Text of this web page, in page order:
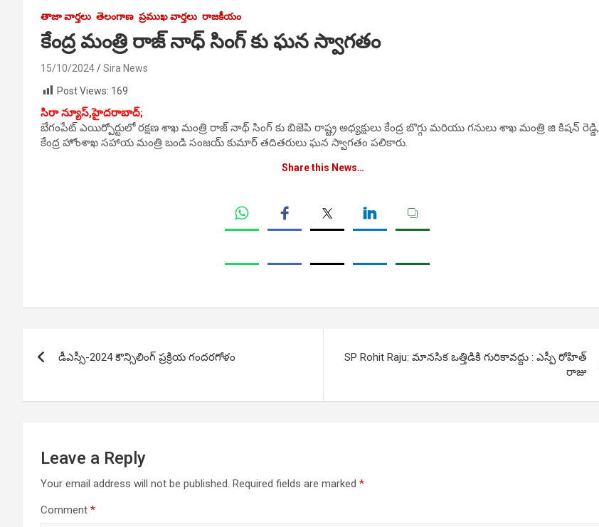
తాజా వార్తలు తెలంగాణ ప్రముఖ వార్తలు రాజకీయం
కేంద్ర మంత్రి రాజ్ నాధ్ సింగ్ కు ఘన స్వాగతం
15/10/2024
Sira News
Post Views: 169
సిరా న్యూస్,హైదరాబాద్;
బేగంపేట్ ఎయిర్పోర్టులో రక్షణ శాఖ మంత్రి రాజ్ నాథ్ సింగ్ కు బిజెపి రాష్ట్ర అధ్యక్షులు కేంద్ర బొగ్గు మరియు గనులు శాఖ మంత్రి జి కిషన్ రెడ్డి,
కేంద్ర హోంశాఖ సహాయ మంత్రి బండి సంజయ్ కుమార్ తదితరులు ఘన స్వాగతం పలికారు.
Share this News…
navigation
డీఎస్సీ-2024 కౌన్సిలింగ్ ప్రక్రియ గందరగోళం
SP Rohit Raju: మానసిక ఒత్తిడికి గురికావద్దు : ఎస్పీ రోహిత్
రాజు
Leave a Reply
Your email address will not be published. Required fields are marked *
Comment *